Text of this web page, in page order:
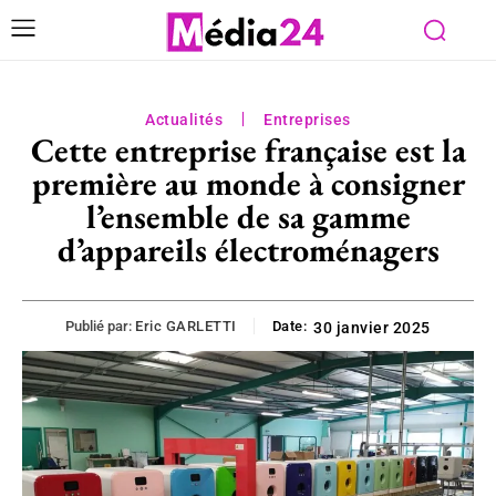
Actualités Entreprises
Cette entreprise française est la
première au monde à consigner
l’ensemble de sa gamme
d’appareils électroménagers
Publié par: Eric GARLETTI Date: 30 janvier 2025